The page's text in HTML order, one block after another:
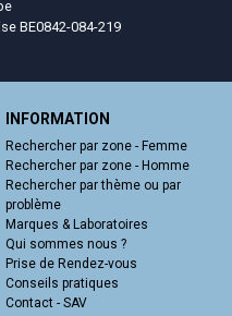
BE0842-084-219
INFORMATION
Rechercher par zone - Femme
Rechercher par zone - Homme
Rechercher par thème ou par
problème
Marques & Laboratoires
Qui sommes nous ?
Prise de Rendez-vous
Conseils pratiques
Contact - SAV